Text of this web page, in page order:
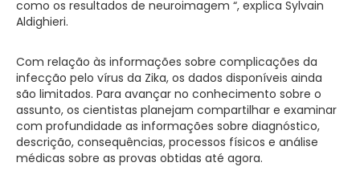
como os resultados de neuroimagem “, explica Sylvain
Aldighieri.
Com relação às informações sobre complicações da
infecção pelo vírus da Zika, os dados disponíveis ainda
são limitados. Para avançar no conhecimento sobre o
assunto, os cientistas planejam compartilhar e examinar
com profundidade as informações sobre diagnóstico,
descrição, consequências, processos físicos e análise
médicas sobre as provas obtidas até agora.